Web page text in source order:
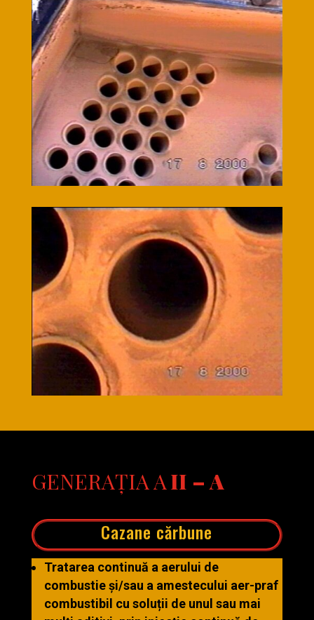
GENERAȚIA AII – A
​Cazane cărbune
Tratarea continuă a aerului de
combustie și/sau a amestecului aer-praf
combustibil cu soluții de unul sau mai